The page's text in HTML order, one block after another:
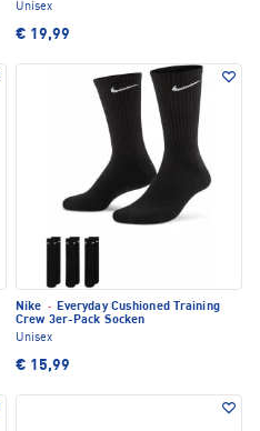
Unisex
€ 19,99
Nike · Everyday Cushioned Training
Crew 3er-Pack Socken
Unisex
€ 15,99